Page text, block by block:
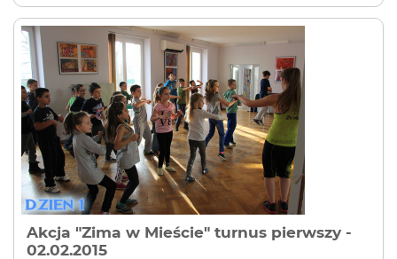
Akcja "Zima w Mieście" turnus pierwszy -
02.02.2015